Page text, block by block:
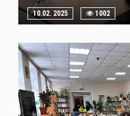
10.02. 2025 1002